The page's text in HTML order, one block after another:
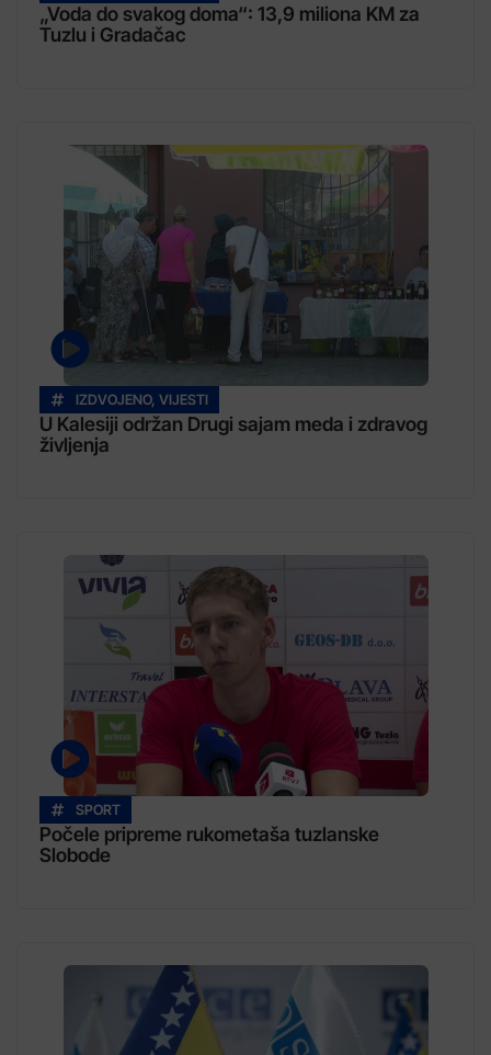
„Voda do svakog doma“: 13,9 miliona KM za
Tuzlu i Gradačac
IZDVOJENO, VIJESTI
U Kalesiji održan Drugi sajam meda i zdravog
življenja
SPORT
Počele pripreme rukometaša tuzlanske
Slobode